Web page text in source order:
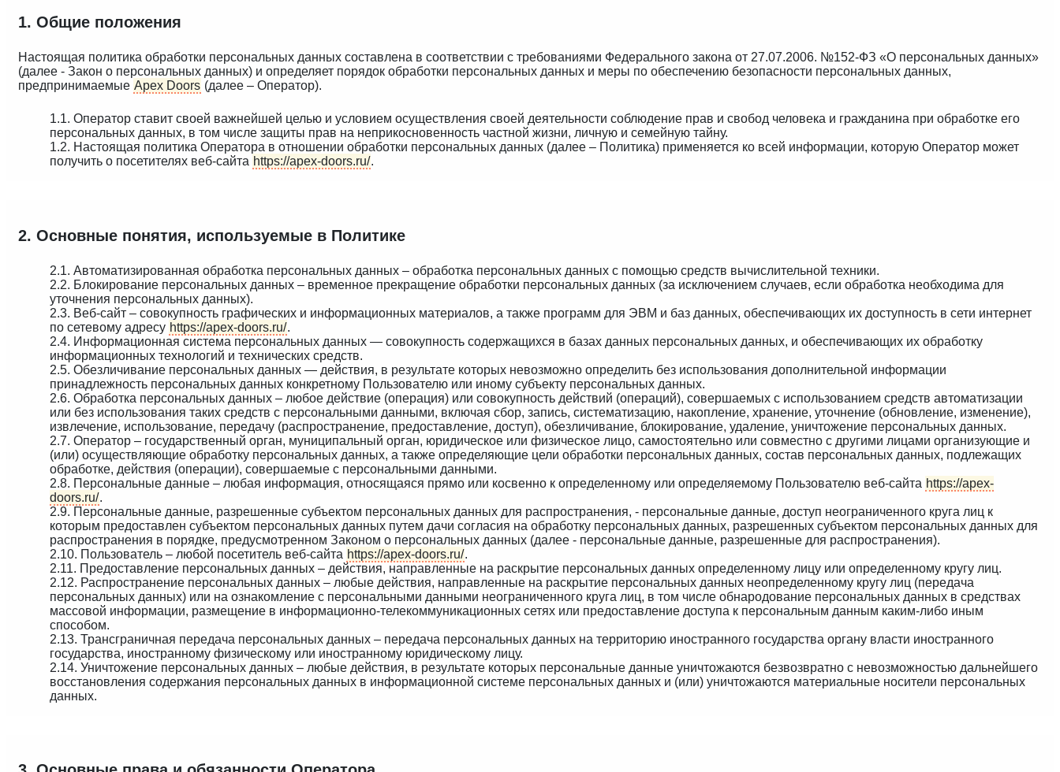
1. Общие положения
Настоящая политика обработки персональных данных составлена в соответствии с требованиями Федерального закона от 27.07.2006. №152-ФЗ «О персональных данных»
(далее - Закон о персональных данных) и определяет порядок обработки персональных данных и меры по обеспечению безопасности персональных данных,
предпринимаемые Apex Doors (далее – Оператор).
1.1. Оператор ставит своей важнейшей целью и условием осуществления своей деятельности соблюдение прав и свобод человека и гражданина при обработке его
персональных данных, в том числе защиты прав на неприкосновенность частной жизни, личную и семейную тайну.
1.2. Настоящая политика Оператора в отношении обработки персональных данных (далее – Политика) применяется ко всей информации, которую Оператор может
получить о посетителях веб-сайта https://apex-doors.ru/.
2. Основные понятия, используемые в Политике
2.1. Автоматизированная обработка персональных данных – обработка персональных данных с помощью средств вычислительной техники.
2.2. Блокирование персональных данных – временное прекращение обработки персональных данных (за исключением случаев, если обработка необходима для
уточнения персональных данных).
2.3. Веб-сайт – совокупность графических и информационных материалов, а также программ для ЭВМ и баз данных, обеспечивающих их доступность в сети интернет
по сетевому адресу https://apex-doors.ru/.
2.4. Информационная система персональных данных — совокупность содержащихся в базах данных персональных данных, и обеспечивающих их обработку
информационных технологий и технических средств.
2.5. Обезличивание персональных данных — действия, в результате которых невозможно определить без использования дополнительной информации
принадлежность персональных данных конкретному Пользователю или иному субъекту персональных данных.
2.6. Обработка персональных данных – любое действие (операция) или совокупность действий (операций), совершаемых с использованием средств автоматизации
или без использования таких средств с персональными данными, включая сбор, запись, систематизацию, накопление, хранение, уточнение (обновление, изменение),
извлечение, использование, передачу (распространение, предоставление, доступ), обезличивание, блокирование, удаление, уничтожение персональных данных.
2.7. Оператор – государственный орган, муниципальный орган, юридическое или физическое лицо, самостоятельно или совместно с другими лицами организующие и
(или) осуществляющие обработку персональных данных, а также определяющие цели обработки персональных данных, состав персональных данных, подлежащих
обработке, действия (операции), совершаемые с персональными данными.
2.8. Персональные данные – любая информация, относящаяся прямо или косвенно к определенному или определяемому Пользователю веб-сайта https://apex-
doors.ru/.
2.9. Персональные данные, разрешенные субъектом персональных данных для распространения, - персональные данные, доступ неограниченного круга лиц к
которым предоставлен субъектом персональных данных путем дачи согласия на обработку персональных данных, разрешенных субъектом персональных данных для
распространения в порядке, предусмотренном Законом о персональных данных (далее - персональные данные, разрешенные для распространения).
2.10. Пользователь – любой посетитель веб-сайта https://apex-doors.ru/.
2.11. Предоставление персональных данных – действия, направленные на раскрытие персональных данных определенному лицу или определенному кругу лиц.
2.12. Распространение персональных данных – любые действия, направленные на раскрытие персональных данных неопределенному кругу лиц (передача
персональных данных) или на ознакомление с персональными данными неограниченного круга лиц, в том числе обнародование персональных данных в средствах
массовой информации, размещение в информационно-телекоммуникационных сетях или предоставление доступа к персональным данным каким-либо иным
способом.
2.13. Трансграничная передача персональных данных – передача персональных данных на территорию иностранного государства органу власти иностранного
государства, иностранному физическому или иностранному юридическому лицу.
2.14. Уничтожение персональных данных – любые действия, в результате которых персональные данные уничтожаются безвозвратно с невозможностью дальнейшего
восстановления содержания персональных данных в информационной системе персональных данных и (или) уничтожаются материальные носители персональных
данных.